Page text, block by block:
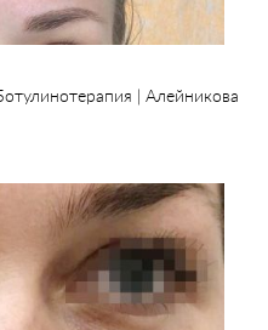
| Алейникова